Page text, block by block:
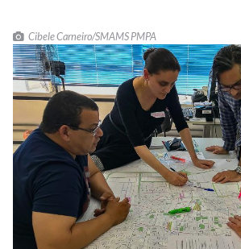
Cibele Carneiro/SMAMS PMPA